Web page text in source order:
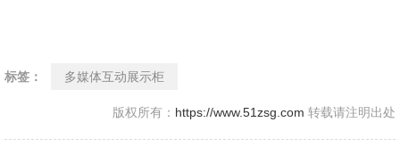
标签： 多媒体互动展示柜
版权所有： https://www.51zsg.com 转载请注明出处